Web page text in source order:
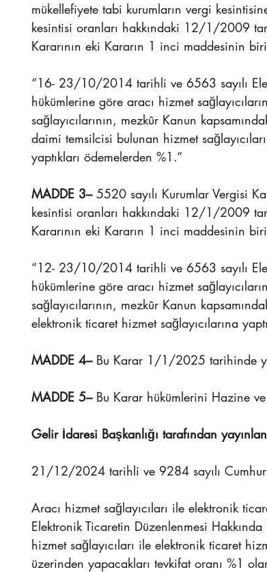
mükellefiyete tabi kurumların vergi
kesintisi oranları hakkındaki 12/1/2009
Kararının eki Kararın 1 inci maddesinin
“16- 23/10/2014 tarihli ve 6563 sayılı
hükümlerine göre aracı hizmet
sağlayıcılarının, mezkûr Kanun
daimi temsilcisi bulunan hizmet
yaptıkları ödemelerden %1.”
MADDE 3– 5520 sayılı Kurumlar Vergisi
kesintisi oranları hakkındaki 12/1/2009
Kararının eki Kararın 1 inci maddesinin
“12- 23/10/2014 tarihli ve 6563 sayılı
hükümlerine göre aracı hizmet
sağlayıcılarının, mezkûr Kanun
elektronik ticaret hizmet sağlayıcılarına
MADDE 4– Bu Karar 1/1/2025 tarihinde
MADDE 5– Bu Karar hükümlerini Hazine ve
Gelir İdaresi Başkanlığı tarafından
21/12/2024 tarihli ve 9284 sayılı
Aracı hizmet sağlayıcıları ile elektronik
Elektronik Ticaretin Düzenlenmesi
hizmet sağlayıcıları ile elektronik ticaret
üzerinden yapacakları tevkifat oranı %1